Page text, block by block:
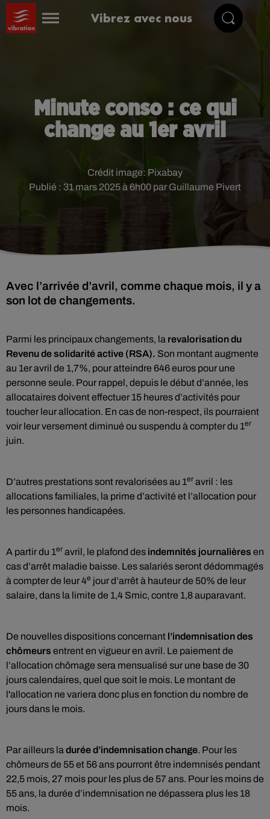
Vibrez avec nous
Minute conso : ce qui
change au 1er avril
Publié : 31 mars 2025 à 6h00 par Guillaume Pivert
Crédit image: Pixabay
Avec l’arrivée d’avril, comme chaque mois, il y a
son lot de changements.
Parmi les principaux changements, la revalorisation du
Revenu de solidarité active (RSA). Son montant augmente
au 1er avril de 1,7%, pour atteindre 646 euros pour une
personne seule. Pour rappel, depuis le début d’année, les
allocataires doivent effectuer 15 heures d’activités pour
toucher leur allocation. En cas de non-respect, ils pourraient
voir leur versement diminué ou suspendu à compter du 1er
juin.
D’autres prestations sont revalorisées au 1er avril : les
allocations familiales, la prime d’activité et l’allocation pour
les personnes handicapées.
A partir du 1er avril, le plafond des indemnités journalières en
cas d’arrêt maladie baisse. Les salariés seront dédommagés
à compter de leur 4e jour d’arrêt à hauteur de 50% de leur
salaire, dans la limite de 1,4 Smic, contre 1,8 auparavant.
De nouvelles dispositions concernant l’indemnisation des
chômeurs entrent en vigueur en avril. Le paiement de
l’allocation chômage sera mensualisé sur une base de 30
jours calendaires, quel que soit le mois. Le montant de
l'allocation ne variera donc plus en fonction du nombre de
jours dans le mois.
Par ailleurs la durée d’indemnisation change. Pour les
chômeurs de 55 et 56 ans pourront être indemnisés pendant
22,5 mois, 27 mois pour les plus de 57 ans. Pour les moins de
55 ans, la durée d’indemnisation ne dépassera plus les 18
mois.